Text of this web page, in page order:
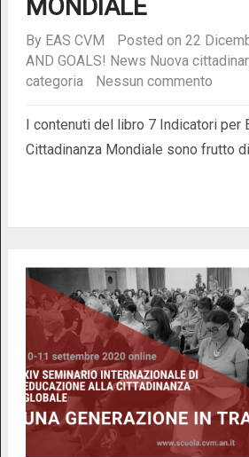
MONDIALE
By EAS CVM Posted on 22
AND GOALS! News Nuova
categoria
Nessun commento
I contenuti del libro 7 Indicatori per
Cittadinanza Mondiale sono frutto